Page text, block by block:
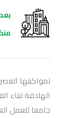
لمواكبتها
الهادفة لبناء
جامعا للعمل